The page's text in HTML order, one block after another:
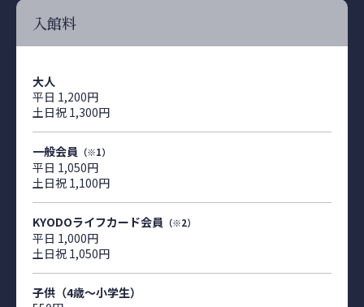
入館料
大人
平日 1,200円
土日祝 1,300円
一般会員 （※1）
平日 1,050円
土日祝 1,100円
KYODOライフカード会員 （※2）
平日 1,000円
土日祝 1,050円
子供（4歳〜小学生）